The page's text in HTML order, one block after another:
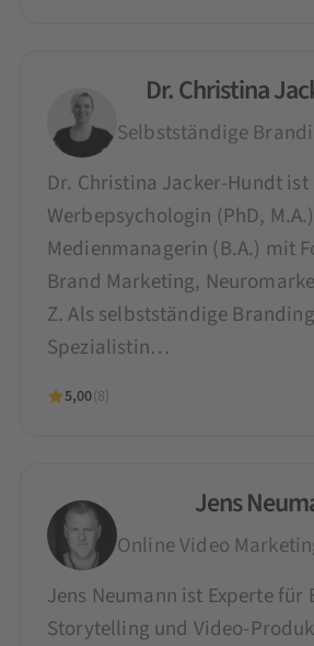
Dr. Christina
Selbstständige
Dr. Christina Jacker-Hundt ist
Werbepsychologin (PhD,
Medienmanagerin (B.A.) mit
Brand Marketing,
Z. Als selbstständige
Spezialistin…
5,00(8)
Jens
Online Video
Jens Neumann ist Experte für
Storytelling und Video-